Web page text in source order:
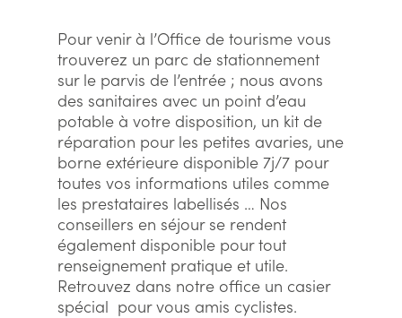
Pour venir à l’Office de tourisme vous
trouverez un parc de stationnement
sur le parvis de l’entrée ; nous avons
des sanitaires avec un point d’eau
potable à votre disposition, un kit de
réparation pour les petites avaries, une
borne extérieure disponible 7j/7 pour
toutes vos informations utiles comme
les prestataires labellisés … Nos
conseillers en séjour se rendent
également disponible pour tout
renseignement pratique et utile.
Retrouvez dans notre office un casier
spécial pour vous amis cyclistes.